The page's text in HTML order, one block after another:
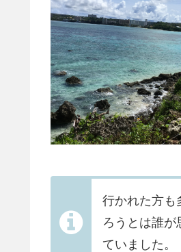
行かれた方も
ろうとは誰
ていました。